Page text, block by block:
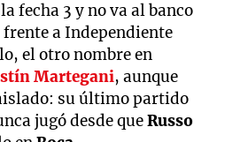
fecha 3 y no va al banco
a Independiente
el otro nombre en
Martegani, aunque
su último partido
jugó desde queRusso